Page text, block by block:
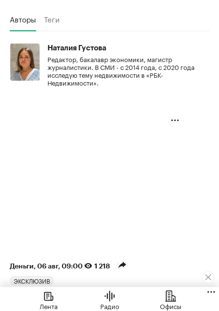
Авторы Теги
Наталия Густова
Редактор, бакалавр экономики, магистр
журналистики. В СМИ - с 2014 года, с 2020 года
исследую тему недвижимости в «РБК-
Недвижимости».
Деньги⁠, 06 авг, 09:00 1 218
ЭКСКЛЮЗИВ
Аналитики оценили рост
Лента Радио Офисы